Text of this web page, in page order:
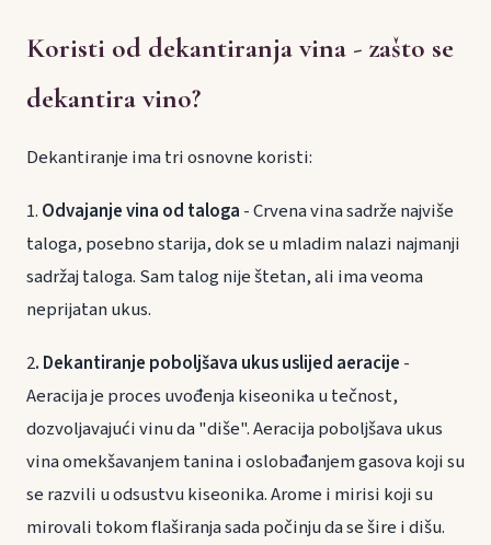
Koristi od dekantiranja vina - zašto se
dekantira vino?
Dekantiranje ima tri osnovne koristi:
1. Odvajanje vina od taloga - Crvena vina sadrže najviše
taloga, posebno starija, dok se u mladim nalazi najmanji
sadržaj taloga. Sam talog nije štetan, ali ima veoma
neprijatan ukus.
2. Dekantiranje poboljšava ukus uslijed aeracije -
Aeracija je proces uvođenja kiseonika u tečnost,
dozvoljavajući vinu da "diše". Aeracija poboljšava ukus
vina omekšavanjem tanina i oslobađanjem gasova koji su
se razvili u odsustvu kiseonika. Arome i mirisi koji su
mirovali tokom flaširanja sada počinju da se šire i dišu.